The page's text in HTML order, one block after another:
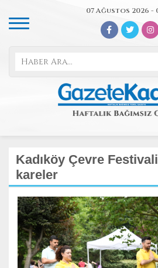
07 Ağustos 2026 -
Kadıköy Çevre
kareler